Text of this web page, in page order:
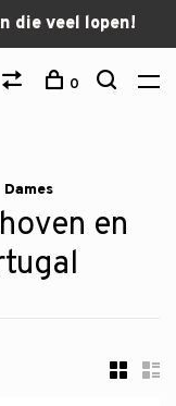
die veel lopen!
0
Dames
en